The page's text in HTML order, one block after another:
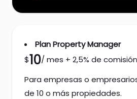
Plan Property Manager
$10/ mes + 2,5% de comisión
Para empresas o
de 10 o más propiedades.